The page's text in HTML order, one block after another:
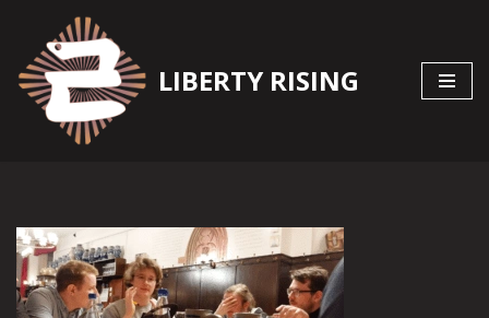
Zum
Inhalt
springen
LIBERTY RISING